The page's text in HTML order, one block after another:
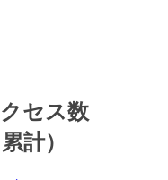
セス数
計）